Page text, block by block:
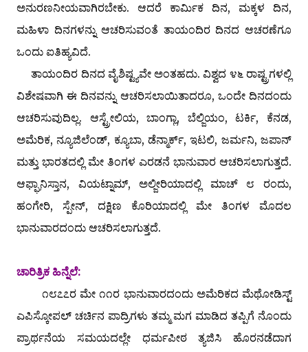
ಅನುರಣನೀಯವಾಗಿರಬೇಕು. ಆದರೆ ಕಾರ್ಮಿಕ ದಿನ, ಮಕ್ಕಳ ದಿನ,
ಮಹಿಳಾ ದಿನಗಳನ್ನು ಆಚರಿಸುವಂತೆ ತಾಯಂದಿರ ದಿನದ ಆಚರಣೆಗೂ
ಒಂದು ಐತಿಹ್ಯವಿದೆ.
ತಾಯಂದಿರ ದಿನದ ವೈಶಿಷ್ಟ್ಯವೇ ಅಂತಹದು. ವಿಶ್ವದ ೪೬ ರಾಷ್ಟ್ರಗಳಲ್ಲಿ
ವಿಶೇಷವಾಗಿ ಈ ದಿನವನ್ನು ಆಚರಿಸಲಾಯಿತಾದರೂ, ಒಂದೇ ದಿನದಂದು
ಆಚರಿಸುವುದಿಲ್ಲ. ಆಸ್ಟ್ರೇಲಿಯ, ಬಾಂಗ್ಲಾ, ಬೆಲ್ಜಿಯಂ, ಟರ್ಕಿ, ಕೆನಡ,
ಅಮೆರಿಕ, ನ್ಯೂಜಿಲೆಂಡ್, ಕ್ಯೂಬಾ, ಡೆನ್ಮಾರ್ಕ್, ಇಟಲಿ, ಜರ್ಮನಿ, ಜಪಾನ್
ಮತ್ತು ಭಾರತದಲ್ಲಿ ಮೇ ತಿಂಗಳ ಎರಡನೆ ಭಾನುವಾರ ಆಚರಿಸಲಾಗುತ್ತದೆ.
ಆಫ್ಘಾನಿಸ್ತಾನ, ವಿಯಟ್ನಾಮ್, ಅಲ್ಜೀರಿಯಾದಲ್ಲಿ ಮಾಚ್ ೮ ರಂದು,
ಹಂಗೇರಿ, ಸ್ಪೇನ್, ದಕ್ಷಿಣ ಕೊರಿಯಾದಲ್ಲಿ ಮೇ ತಿಂಗಳ ಮೊದಲ
ಭಾನುವಾರದಂದು ಆಚರಿಸಲಾಗುತ್ತದೆ.
ಚಾರಿತ್ರಿಕ ಹಿನ್ನೆಲೆ:
೧೮೭೭ರ ಮೇ ೧೧ರ ಭಾನುವಾರದಂದು ಅಮೆರಿಕದ ಮೆಥೋಡಿಸ್ಟ್
ಎಪಿಸ್ಕೋಪಲ್ ಚರ್ಚಿನ ಪಾದ್ರಿಗಳು ತಮ್ಮ ಮಗ ಮಾಡಿದ ತಪ್ಪಿಗೆ ನೊಂದು
ಪ್ರಾರ್ಥನೆಯ ಸಮಯದಲ್ಲೇ ಧರ್ಮಪೀಠ ತ್ಯಜಿಸಿ ಹೊರನಡೆದಾಗ